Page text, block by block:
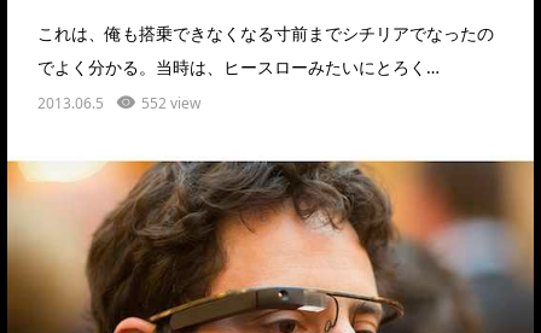
これは、俺も搭乗できなくなる寸前までシチリアでなったの
でよく分かる。当時は、ヒースローみたいにとろく…
2013.06.5 552 view